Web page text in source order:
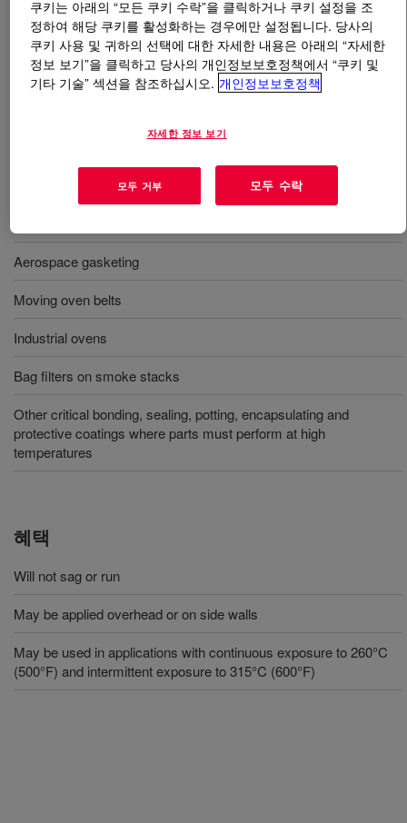
무엇입니까 DOWSIL™ 736 Heat Resistant Sealant?
최대 온도 600F/315C까지 사용 가능한 레드 RTV 접착제/
Aerospace gasketing
Moving oven belts
Industrial ovens
Bag filters on smoke stacks
Other critical bonding, sealing, potting, encapsulating and
protective coatings where parts must perform at high
temperatures
혜택
Will not sag or run
May be applied overhead or on side walls
May be used in applications with continuous exposure to 260°C
(500°F) and intermittent exposure to 315°C (600°F)
쿠키는 아래의 “모든 쿠키 수락”을 클릭하거나 쿠키 설정을 조
정하여 해당 쿠키를 활성화하는 경우에만 설정됩니다. 당사의
쿠키 사용 및 귀하의 선택에 대한 자세한 내용은 아래의 “자세한
정보 보기”을 클릭하고 당사의 개인정보보호정책에서 “쿠키 및
기타 기술” 섹션을 참조하십시오. 개인정보보호정책
자세한 정보 보기
모두 거부 모두 수락